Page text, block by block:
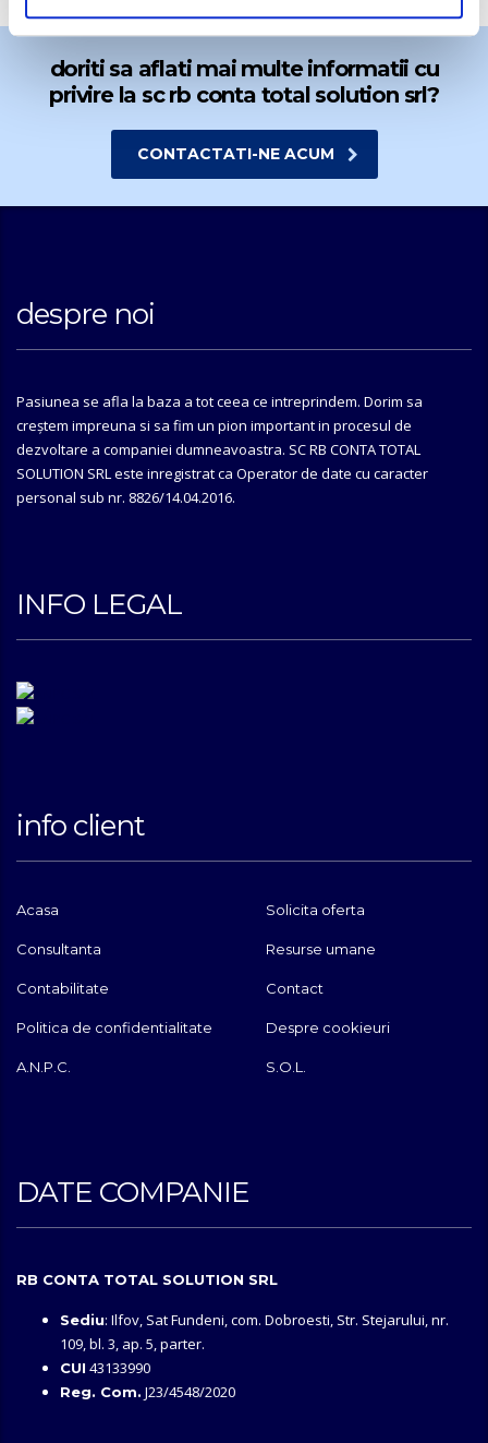
doriti sa aflati mai multe informatii cu
privire la sc rb conta total solution srl?
CONTACTATI-NE ACUM
despre noi
Pasiunea se afla la baza a tot ceea ce intreprindem. Dorim sa
creștem impreuna si sa fim un pion important in procesul de
dezvoltare a companiei dumneavoastra. SC RB CONTA TOTAL
SOLUTION SRL este inregistrat ca Operator de date cu caracter
personal sub nr. 8826/14.04.2016.
INFO LEGAL
info client
Acasa Solicita oferta
Consultanta Resurse umane
Contabilitate Contact
Politica de confidentialitate Despre cookieuri
A.N.P.C. S.O.L.
DATE COMPANIE
RB CONTA TOTAL SOLUTION SRL
Sediu: Ilfov, Sat Fundeni, com. Dobroesti, Str. Stejarului, nr.
109, bl. 3, ap. 5, parter.
CUI 43133990
Reg. Com. J23/4548/2020